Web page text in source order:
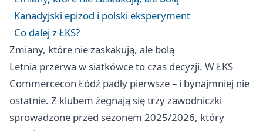
Kanadyjski epizod i polski eksperyment
Co dalej z ŁKS?
Zmiany, które nie zaskakują, ale bolą
Letnia przerwa w siatkówce to czas decyzji. W ŁKS
Commercecon Łódź padły pierwsze – i bynajmniej nie
ostatnie. Z klubem żegnają się trzy zawodniczki
sprowadzone przed sezonem 2025/2026, który